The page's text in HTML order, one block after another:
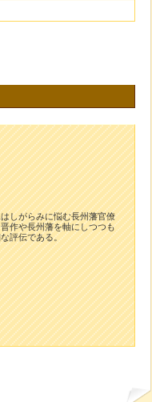
しがらみに悩む長州藩官僚
作や長州藩を軸にしつつも
評伝である。